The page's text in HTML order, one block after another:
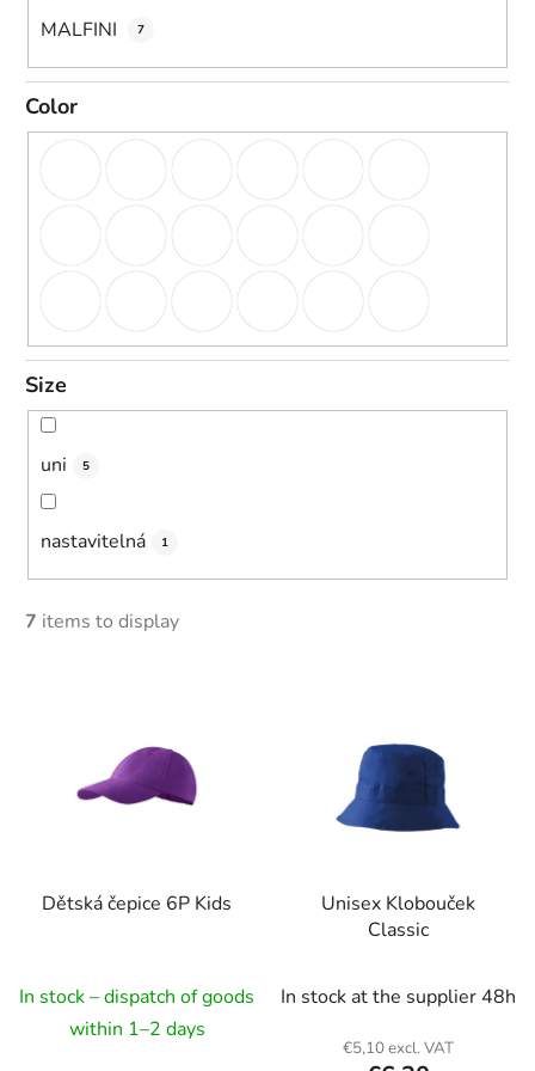
MALFINI 7
Color
Size
uni 5
nastavitelná 1
7 items to display
u
Dětská čepice 6P Kids
In stock – dispatch of goods
within 1–2 days
Unisex Klobouček
Classic
In stock at the supplier 48h
€5,10 excl. VAT